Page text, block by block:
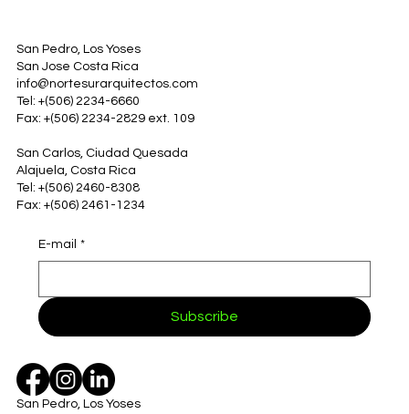
San Pedro, Los Yoses
San Jose Costa Rica
info@nortesurarquitectos.com
Tel: +(506) 2234-6660
Fax: +(506) 2234-2829 ext. 109
San Carlos, Ciudad Quesada
Alajuela, Costa Rica
Tel: +(506) 2460-8308
Fax: +(506) 2461-1234
E-mail *
Subscribe
San Pedro, Los Yoses